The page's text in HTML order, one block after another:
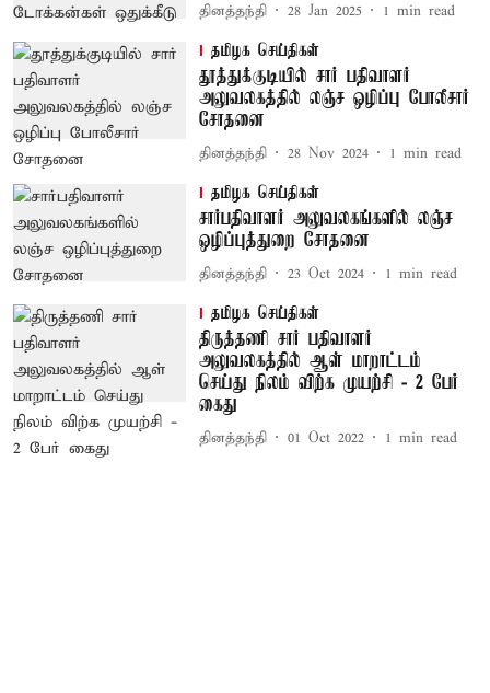
தினத்தந்தி 28 Jan 2025 1 min read
தமிழக செய்திகள்
தூத்துக்குடியில் சார் பதிவாளர்
அலுவலகத்தில் லஞ்ச ஒழிப்பு போலீசார்
சோதனை
தினத்தந்தி 28 Nov 2024 1 min read
தமிழக செய்திகள்
சார்பதிவாளர் அலுவலகங்களில் லஞ்ச
ஒழிப்புத்துறை சோதனை
தினத்தந்தி 23 Oct 2024 1 min read
தமிழக செய்திகள்
திருத்தணி சார் பதிவாளர்
அலுவலகத்தில் ஆள் மாறாட்டம்
செய்து நிலம் விற்க முயற்சி - 2 பேர்
கைது
தினத்தந்தி 01 Oct 2022 1 min read